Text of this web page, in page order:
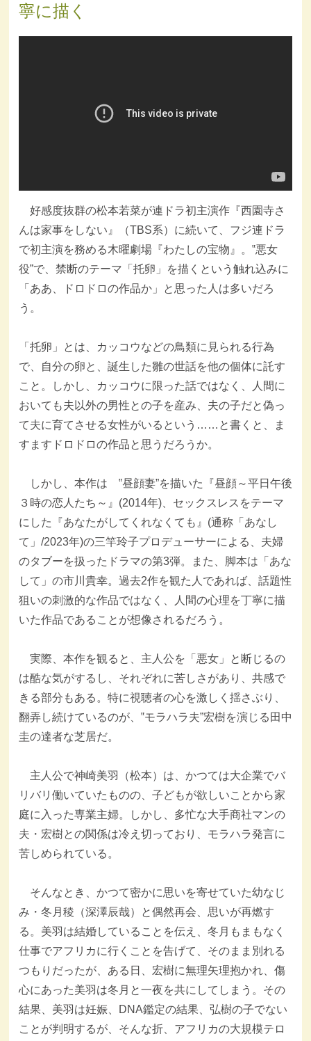
寧に描く
好感度抜群の松本若菜が連ドラ初主演作『西園寺さ
んは家事をしない』（TBS系）に続いて、フジ連ドラ
で初主演を務める木曜劇場『わたしの宝物』。‟悪女
役”で、禁断のテーマ「托卵」を描くという触れ込みに
「ああ、ドロドロの作品か」と思った人は多いだろ
う。
「托卵」とは、カッコウなどの鳥類に見られる行為
で、自分の卵と、誕生した雛の世話を他の個体に託す
こと。しかし、カッコウに限った話ではなく、人間に
おいても夫以外の男性との子を産み、夫の子だと偽っ
て夫に育てさせる女性がいるという……と書くと、ま
すますドロドロの作品と思うだろうか。
しかし、本作は ‟昼顔妻”を描いた『昼顔～平日午後
３時の恋人たち～』(2014年)、セックスレスをテーマ
にした『あなたがしてくれなくても』(通称「あなし
て」/2023年)の三竿玲子プロデューサーによる、夫婦
のタブーを扱ったドラマの第3弾。また、脚本は「あな
して」の市川貴幸。過去2作を観た人であれば、話題性
狙いの刺激的な作品ではなく、人間の心理を丁寧に描
いた作品であることが想像されるだろう。
実際、本作を観ると、主人公を「悪女」と断じるの
は酷な気がするし、それぞれに苦しさがあり、共感で
きる部分もある。特に視聴者の心を激しく揺さぶり、
翻弄し続けているのが、‟モラハラ夫”宏樹を演じる田中
圭の達者な芝居だ。
主人公で神崎美羽（松本）は、かつては大企業でバ
リバリ働いていたものの、子どもが欲しいことから家
庭に入った専業主婦。しかし、多忙な大手商社マンの
夫・宏樹との関係は冷え切っており、モラハラ発言に
苦しめられている。
そんなとき、かつて密かに思いを寄せていた幼なじ
み・冬月稜（深澤辰哉）と偶然再会、思いが再燃す
る。美羽は結婚していることを伝え、冬月もまもなく
仕事でアフリカに行くことを告げて、そのまま別れる
つもりだったが、ある日、宏樹に無理矢理抱かれ、傷
心にあった美羽は冬月と一夜を共にしてしまう。その
結果、美羽は妊娠、DNA鑑定の結果、弘樹の子でない
ことが判明するが、そんな折、アフリカの大規模テロ